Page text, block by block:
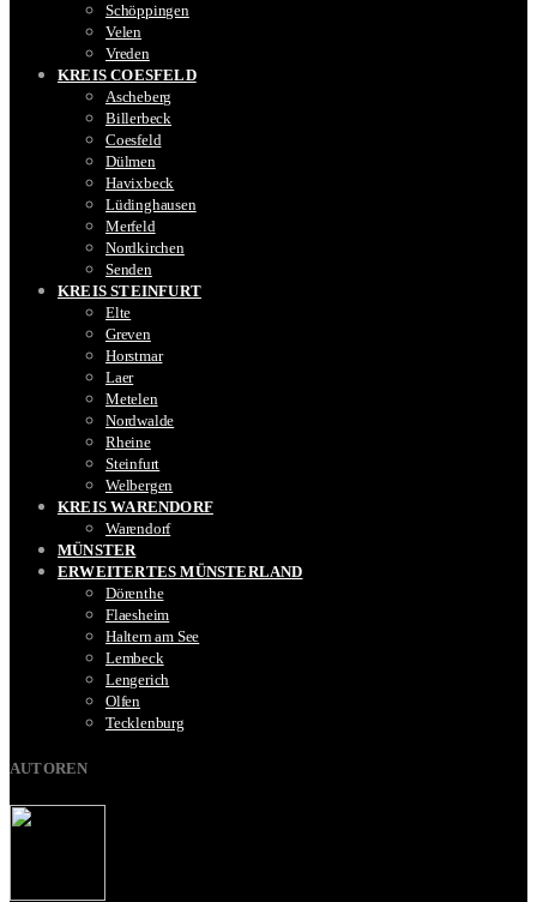
Schöppingen
Velen
Vreden
KREIS COESFELD
Ascheberg
Billerbeck
Coesfeld
Dülmen
Havixbeck
Lüdinghausen
Merfeld
Nordkirchen
Senden
KREIS STEINFURT
Elte
Greven
Horstmar
Laer
Metelen
Nordwalde
Rheine
Steinfurt
Welbergen
KREIS WARENDORF
Warendorf
MÜNSTER
ERWEITERTES MÜNSTERLAND
Dörenthe
Flaesheim
Haltern am See
Lembeck
Lengerich
Olfen
Tecklenburg
AUTOREN